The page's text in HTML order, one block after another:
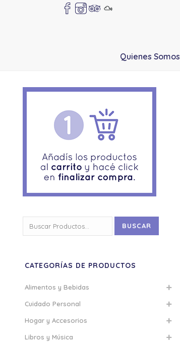
Quienes Somos
por:
BUSCAR
CATEGORÍAS DE PRODUCTOS
Alimentos y Bebidas
Cuidado Personal
Hogar y Accesorios
Libros y Música